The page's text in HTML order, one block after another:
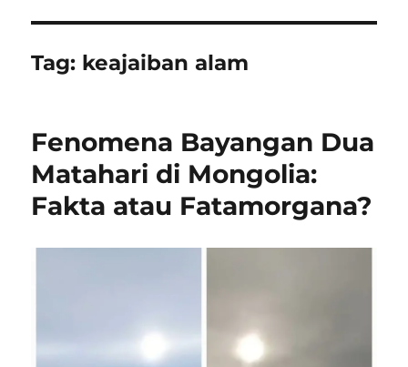
Tag: keajaiban alam
Fenomena Bayangan Dua
Matahari di Mongolia:
Fakta atau Fatamorgana?